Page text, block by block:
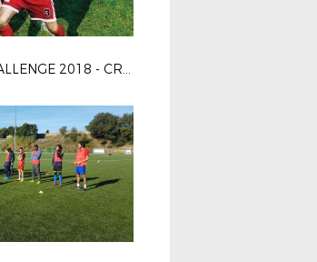
MOZAIC FOOT CHALLENGE 2018 - CREDIT AGRICOLE SUD MEDITERRANEE